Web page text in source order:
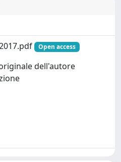
Open access
dell'autore